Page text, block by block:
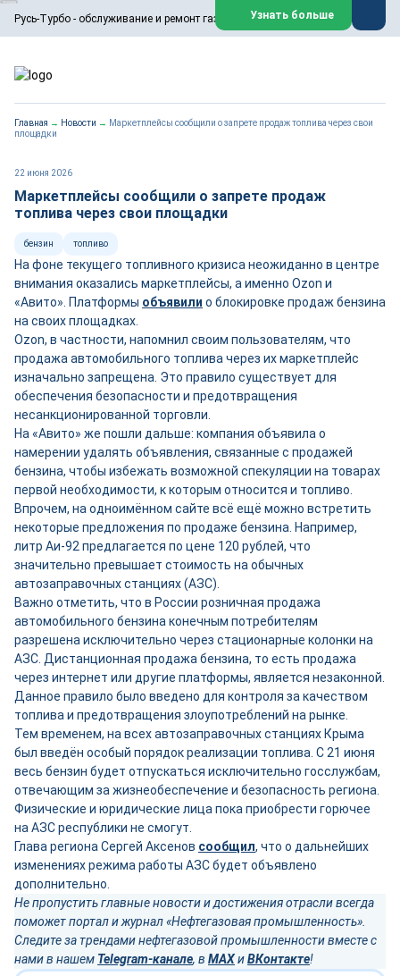
Русь-Турбо - обслуживание и ремонт газовых паровых турбин
ООО «Русь-Турбо» занимается сервисом газовых и паровых
турбин, комплексным ремонтом, восстановлением,
техническим обслуживанием оборудования ТЭС,
работают на нефтегазовых, нефтехимических,
металлургических и других предприятиях.
Реклама. ООО «Русь-Турбо», ИНН 7802588950
erid: F7NfYUJCUneVdwPs4znf
Узнать больше
Главная → Новости → Маркетплейсы сообщили о запрете продаж топлива через свои
площадки
22 июня 2026
Маркетплейсы сообщили о запрете продаж
топлива через свои площадки
бензин топливо
На фоне текущего топливного кризиса неожиданно в центре
внимания оказались маркетплейсы, а именно Ozon и
«Авито». Платформы объявили о блокировке продаж бензина
на своих площадках.
Ozon, в частности, напомнил своим пользователям, что
продажа автомобильного топлива через их маркетплейс
изначально запрещена. Это правило существует для
обеспечения безопасности и предотвращения
несанкционированной торговли.
На «Авито» же пошли дальше: компания объявила о
намерении удалять объявления, связанные с продажей
бензина, чтобы избежать возможной спекуляции на товарах
первой необходимости, к которым относится и топливо.
Впрочем, на одноимённом сайте всё ещё можно встретить
некоторые предложения по продаже бензина. Например,
литр Аи-92 предлагается по цене 120 рублей, что
значительно превышает стоимость на обычных
автозаправочных станциях (АЗС).
Важно отметить, что в России розничная продажа
автомобильного бензина конечным потребителям
разрешена исключительно через стационарные колонки на
АЗС. Дистанционная продажа бензина, то есть продажа
через интернет или другие платформы, является незаконной.
Данное правило было введено для контроля за качеством
топлива и предотвращения злоупотреблений на рынке.
Тем временем, на всех автозаправочных станциях Крыма
был введён особый порядок реализации топлива. С 21 июня
весь бензин будет отпускаться исключительно госслужбам,
отвечающим за жизнеобеспечение и безопасность региона.
Физические и юридические лица пока приобрести горючее
на АЗС республики не смогут.
Глава региона Сергей Аксенов сообщил, что о дальнейших
изменениях режима работы АЗС будет объявлено
дополнительно.
Не пропустить главные новости и достижения отрасли всегда
поможет портал и журнал «Нефтегазовая промышленность».
Следите за трендами нефтегазовой промышленности вместе с
нами в нашем Telegram-канале, в MAXиВКонтакте!